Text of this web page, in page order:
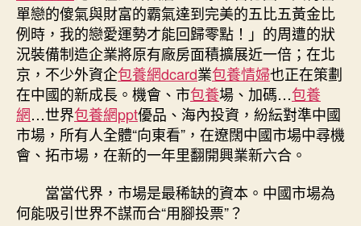
站
比
較
方
機
會”，
中
國
年
夜
市
場
單戀的傻氣與財富的霸氣達到完美的五比五黃金比
例時，我的戀愛運勢才能回歸零點！」的周遭的狀
況裝備制造企業將原有廠房面積擴展近一倍；在北
京，不少外資企包養網dcard業包養情婦也正在策劃
在中國的新成長。機會、市包養場、加碼…包養
網…世界包養網ppt優品、海內投資，紛紜對準中國
市場，所有人全體“向東看”，在遼闊中國市場中尋機
會、拓市場，在新的一年里翻開興業新六合。
當當代界，市場是最稀缺的資本。中國市場為
何能吸引世界不謀而合“用腳投票”？